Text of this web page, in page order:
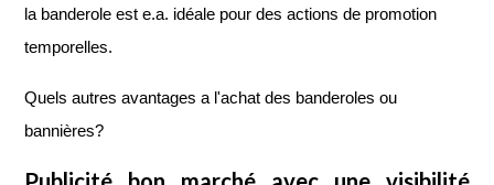
la banderole est e.a. idéale pour des actions de promotion
temporelles.
Quels autres avantages a l'achat des banderoles ou
bannières?